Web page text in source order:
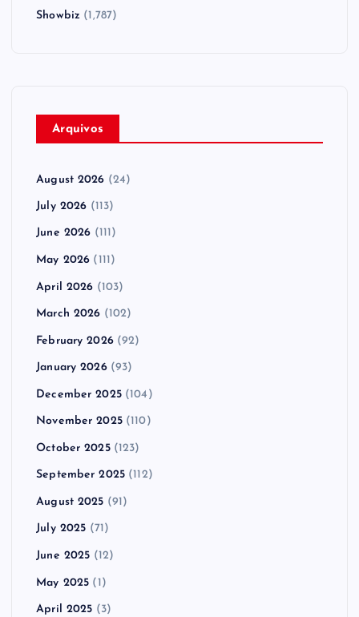
Showbiz (1,787)
Arquivos
August 2026 (24)
July 2026 (113)
June 2026 (111)
May 2026 (111)
April 2026 (103)
March 2026 (102)
February 2026(92)
January 2026(93)
December 2025(104)
November 2025(110)
October 2025(123)
September 2025 (112)
August 2025 (91)
July 2025 (71)
June 2025 (12)
May 2025 (1)
April 2025 (3)